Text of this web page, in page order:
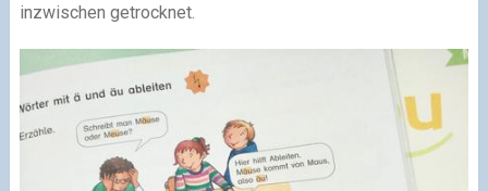
inzwischen getrocknet.